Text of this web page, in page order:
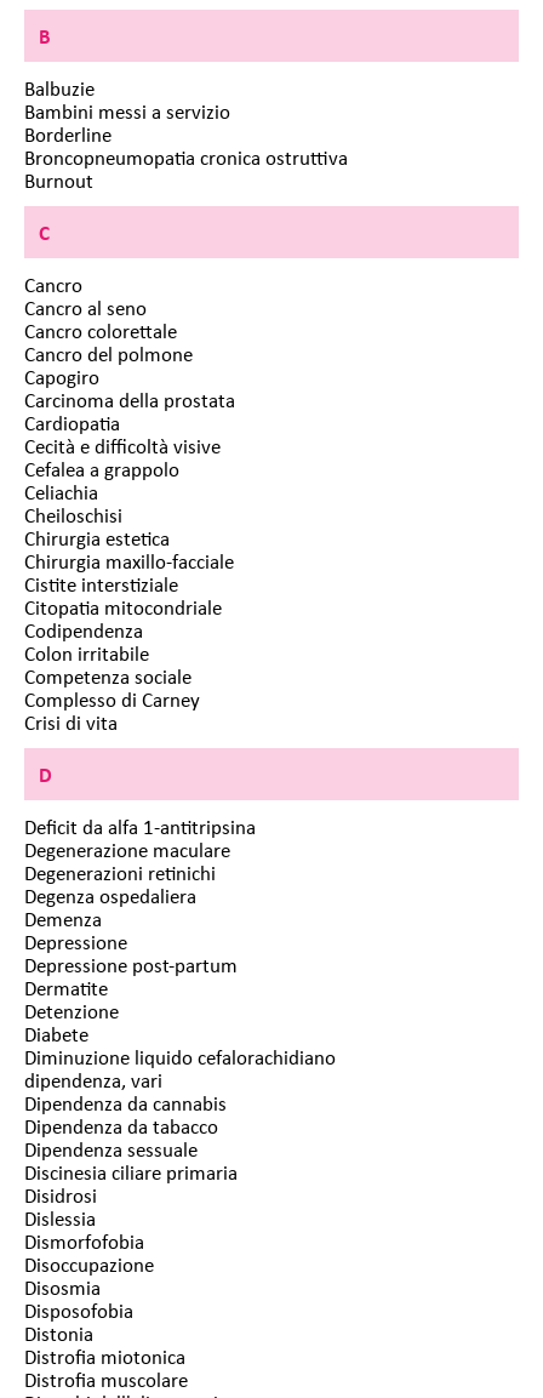
B
Balbuzie
Bambini messi a servizio
Borderline
Broncopneumopatia cronica ostruttiva
Burnout
C
Cancro
Cancro al seno
Cancro colorettale
Cancro del polmone
Capogiro
Carcinoma della prostata
Cardiopatia
Cecità e difficoltà visive
Cefalea a grappolo
Celiachia
Cheiloschisi
Chirurgia estetica
Chirurgia maxillo-facciale
Cistite interstiziale
Citopatia mitocondriale
Codipendenza
Colon irritabile
Competenza sociale
Complesso di Carney
Crisi di vita
D
Deficit da alfa 1-antitripsina
Degenerazione maculare
Degenerazioni retinichi
Degenza ospedaliera
Demenza
Depressione
Depressione post-partum
Dermatite
Detenzione
Diabete
Diminuzione liquido cefalorachidiano
dipendenza, vari
Dipendenza da cannabis
Dipendenza da tabacco
Dipendenza sessuale
Discinesia ciliare primaria
Disidrosi
Dislessia
Dismorfofobia
Disoccupazione
Disosmia
Disposofobia
Distonia
Distrofia miotonica
Distrofia muscolare